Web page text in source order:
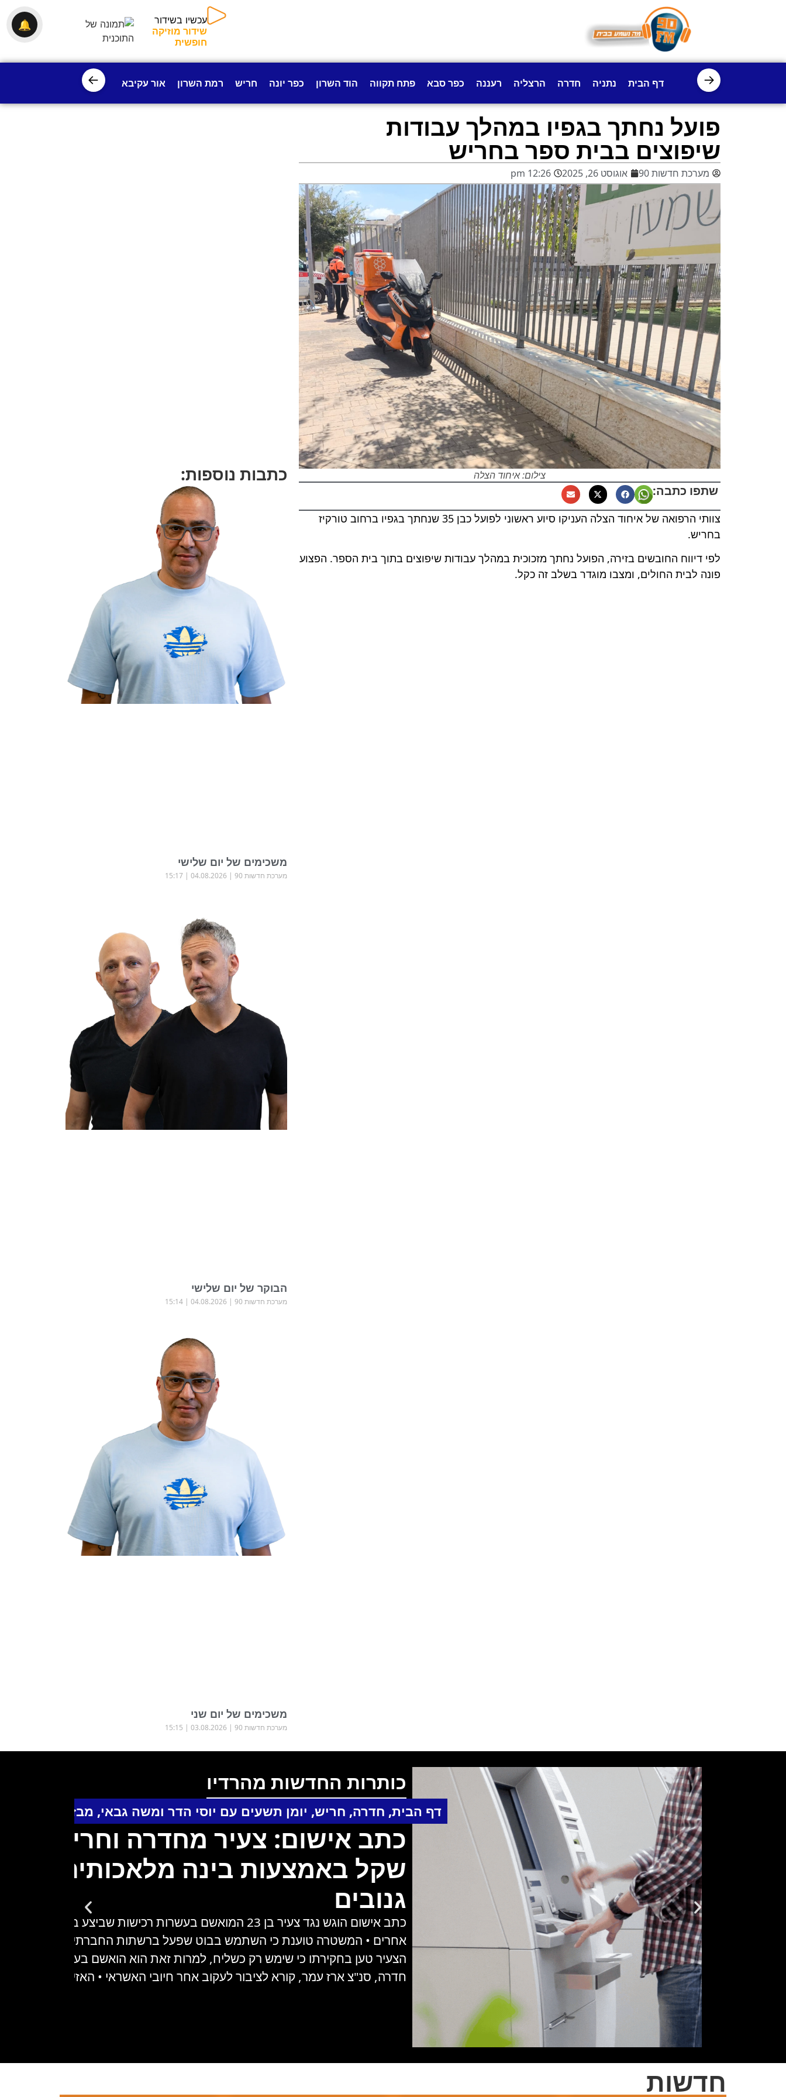
עכשיו בשידור
שידור מוזיקה
חופשית
→ דף הבית נתניה חדרה הרצליה רעננה כפר סבא פתח תקווה הוד השרון כפר יונה חריש רמת השרון אור עקיבא פרדס חנה
←
פועל נחתך בגפיו במהלך עבודות
שיפוצים בבית ספר בחריש
מערכת חדשות 90 אוגוסט 26, 2025 12:26 pm
צילום: איחוד הצלה
שתפו כתבה:
צוותי הרפואה של איחוד הצלה העניקו סיוע ראשוני לפועל כבן 35 שנחתך בגפיו ברחוב טורקיז
בחריש.
לפי דיווח החובשים בזירה, הפועל נחתך מזכוכית במהלך עבודות שיפוצים בתוך בית הספר. הפצוע
פונה לבית החולים, ומצבו מוגדר בשלב זה כקל.
כתבות נוספות:
משכימים של יום שלישי
מערכת חדשות 90
הבוקר של יום שלישי
מערכת חדשות 90
משכימים של יום שני
מערכת חדשות 90
כותרות החדשות מהרדיו
דף הבית, חדרה, חריש, יומן תשעים עם יוסי הדר ומשה גבאי, מבזקים
שקל באמצעות בינה מלאכותית
גנובים
כתב אישום הוגש נגד צעיר בן 23 המואשם בעשרות רכישות שביצע
אחרים • המשטרה טוענת כי השתמש בבוט שפעל ברשתות החברתיות ונעצר
הצעיר טען בחקירתו כי שימש רק כשליח, למרות זאת הוא הואשם בעשרה
חדרה, סנ"צ ארז עמר, קורא לציבור לעקוב אחר חיובי האשראי • האזינו לדברים
חדשות
🔔